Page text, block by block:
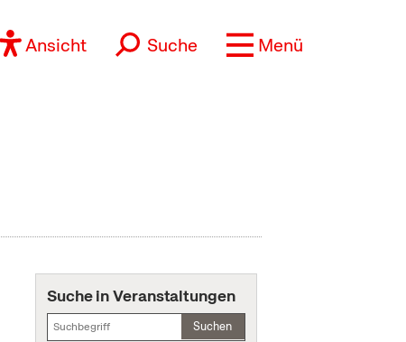
Ansicht Suche Menü
Suche in Veranstaltungen
Suchen